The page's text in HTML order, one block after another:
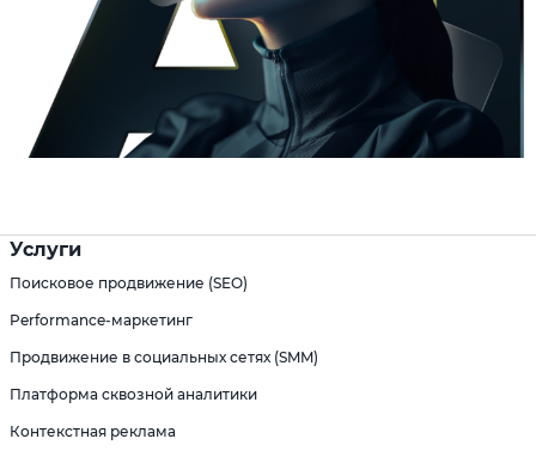
Услуги
Поисковое продвижение (SEO)
Performance-маркетинг
Продвижение в социальных сетях (SMM)
Платформа сквозной аналитики
Контекстная реклама